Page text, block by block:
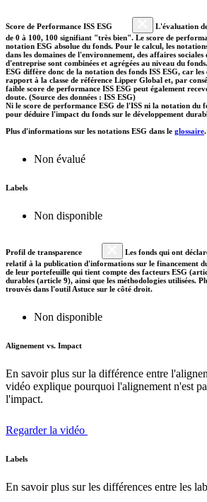
Score de Performance ISS ESG
L'évaluation
de 0 à 100, 100 signifiant "très bien". Le score de
notation ESG absolue du fonds. Pour le calcul, les
dans les domaines de l'environnement, des affaires
d'entreprise sont combinées et agrégées au niveau du
ESG diffère donc de la notation des fonds ISS ESG, car
rapport à la classe de référence Lipper Global et, par
faible score de performance ISS ESG peut également
doute. (Source des données : ISS ESG)
Ni le score de performance ESG de l'ISS ni la notation du
pour déduire l'impact du fonds sur le développement
Plus d'informations sur les notations ESG dans le glossaire.
Non évalué
Labels
Non disponible
Profil de transparence
Les fonds qui ont
relatif à la publication d'informations sur le financement
de leur portefeuille qui tient compte des facteurs ESG
durables (article 9), ainsi que les méthodologies utilisées.
trouvés dans l'outil Astuce sur le côté droit.
Non disponible
Alignement vs. Impact
En savoir plus sur la différence entre
vidéo explique pourquoi l'alignement n'est
l'impact.
Regarder la vidéo
Labels
En savoir plus sur les différences entre les